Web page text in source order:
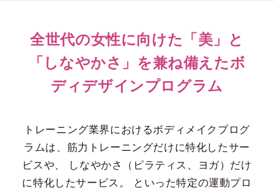
全世代の女性に向けた「美」と
「しなやかさ」を兼ね備えたボ
ディデザインプログラム
トレーニング業界におけるボディメイクプログ
ラムは、筋力トレーニングだけに特化したサー
ビスや、
しなやかさ（ピラティス、ヨガ）だけ
に特化したサービス。
といった特定の運動プロ